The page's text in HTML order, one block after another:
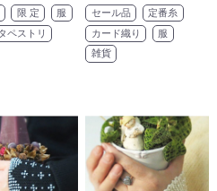
限 定
服
ペストリ
セール品
定番糸
カード織り
服
雑貨